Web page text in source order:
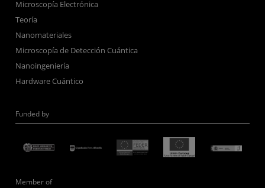
Microscopía Electrónica
Teoría
Nanomateriales
Microscopía de Detección Cuántica
Nanoingeniería
Hardware Cuántico
Funded by
Member of